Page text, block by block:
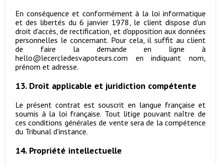
En conséquence et conformément à la loi informatique
et des libertés du 6 janvier 1978, le client dispose d'un
droit d'accès, de rectification, et d'opposition aux données
personnelles le concernant. Pour cela, il suffit au client
de faire la demande en ligne à
hello@lecercledesvapoteurs.com en indiquant nom,
prénom et adresse.
13. Droit applicable et juridiction compétente
Le présent contrat est souscrit en langue française et
soumis à la loi française. Tout litige pouvant naître de
ces conditions générales de vente sera de la compétence
du Tribunal d'instance.
14. Propriété intellectuelle